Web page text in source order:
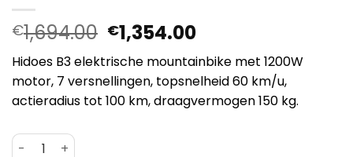
€1,694.00 Oorspronkelijke
prijs
was:
€1,694.00.
€1,354.00Huidige
prijs
is:
€1,354.00.
Hidoes B3 elektrische mountainbike met 1200W
motor, 7 versnellingen, topsnelheid 60 km/u,
actieradius tot 100 km, draagvermogen 150 kg.
Hidoes B3 Elektrische Mountainbike 100km 1200W